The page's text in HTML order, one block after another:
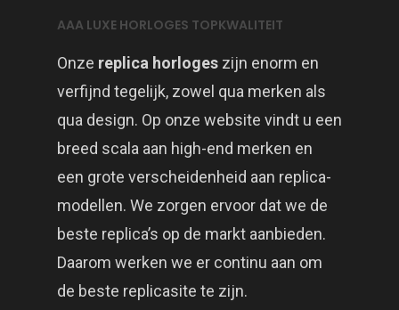
AAA LUXE HORLOGES TOPKWALITEIT
Onze replica horloges zijn enorm en
verfijnd tegelijk, zowel qua merken als
qua design. Op onze website vindt u een
breed scala aan high-end merken en
een grote verscheidenheid aan replica-
modellen. We zorgen ervoor dat we de
beste replica’s op de markt aanbieden.
Daarom werken we er continu aan om
de beste replicasite te zijn.